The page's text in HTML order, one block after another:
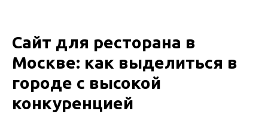
Сайт для ресторана в
Москве: как выделиться в
городе с высокой
конкуренцией